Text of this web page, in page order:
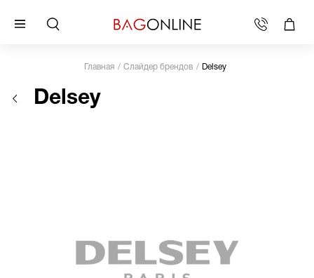
Главная Слайдер брендов Delsey
Delsey